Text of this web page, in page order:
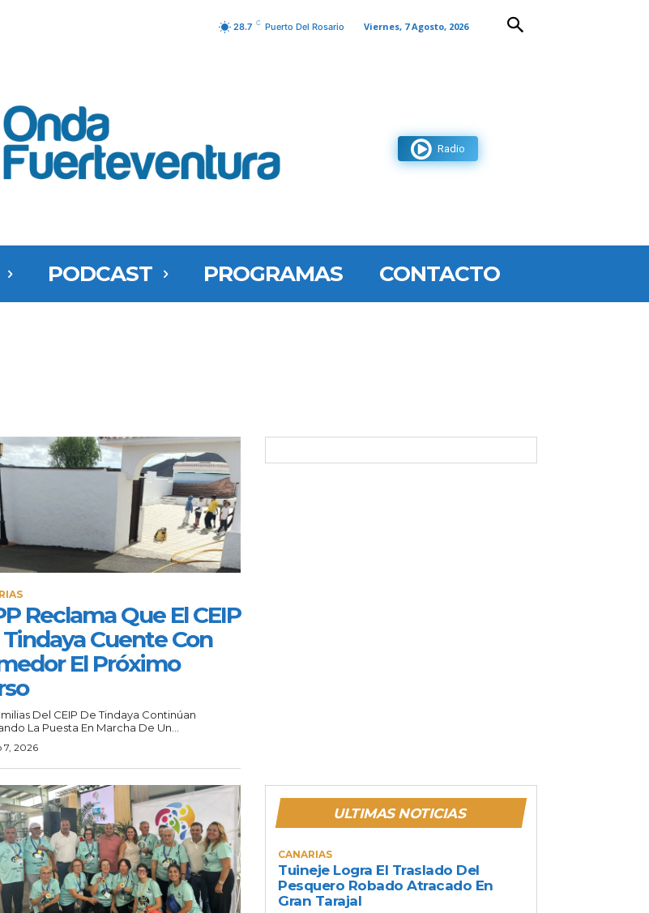
28.7 C Puerto Del Rosario Viernes, 7 Agosto, 2026
Radio
PODCAST PROGRAMAS CONTACTO
Reclama Que El CEIP
Cuente Con
El Próximo
Del CEIP De Tindaya Continúan
La Puesta En Marcha De Un...
7, 2026
ULTIMAS NOTICIAS
CANARIAS
Tuineje Logra El Traslado Del
Pesquero Robado Atracado En
Gran Tarajal